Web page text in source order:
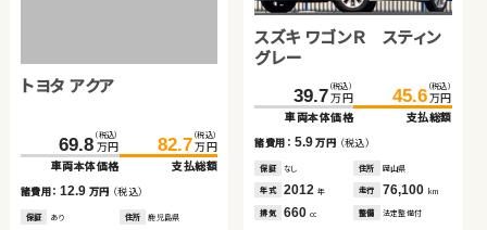
トヨタ アクア
69.8 （税込）
万円
車両本体価格
82.7 （税込）
万円
支払総額
諸費用：12.9 万円 （税込）
保証 あり 住所 鹿児島県
スズキ ワゴンＲ スティン
グレー
39.7 （税込）
万円
車両本体価格
45.6 （税込）
万円
支払総額
諸費用： 5.9万円 （税込）
保証 なし 住所 岡山県
年式 2012年 走行 76,100 km
排気 660cc 整備 法定整備付
車両本体価格
支払総額
諸費用：12.3 万円
2017 年 8,100km
1,300cc
見積もり・在庫確認
199.7（税込）
万円
205.2 （税込）
万円
諸費用：5.5 万円（税込）
なし
年式 2021年 走行
排気 1,500 整備 法定整備付
見積もり・在庫確認
ダイハツ タント
85.0 （税込）
万円
車両本体価格
91.7 （税込）
万円
支払総額
諸費用：6.7万円（税込）
保証 なし 住所 福島県
スズキ アルト ＨＢ
120.1万円
車両本体価格
諸費用：6.6 万円 （税込）
保証 あり 住所 茨城県